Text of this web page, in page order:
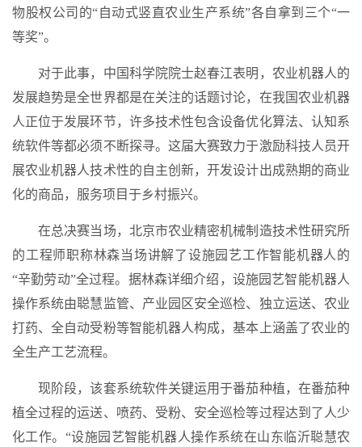
物股权公司的“自动式竖直农业生产系统”各自拿到三个“一
等奖”。
对于此事，中国科学院院士赵春江表明，农业机器人的
发展趋势是全世界都是在关注的话题讨论，在我国农业机器
人正位于发展环节，许多技术性包含设备优化算法、认知系
统软件等都必须不断探寻。这届大赛致力于激励科技人员开
展农业机器人技术性的自主创新，开发设计出成熟期的商业
化的商品，服务项目于乡村振兴。
在总决赛当场，北京市农业精密机械制造技术性研究所
的工程师职称林森当场讲解了设施园艺工作智能机器人的
“辛勤劳动”全过程。据林森详细介绍，设施园艺智能机器人
操作系统由聪慧监管、产业园区安全巡检、独立运送、农业
打药、全自动受粉等智能机器人构成，基本上涵盖了农业的
全生产工艺流程。
现阶段，该套系统软件关键运用于番茄种植，在番茄种
植全过程的运送、喷药、受粉、安全巡检等过程达到了人少
化工作。“设施园艺智能机器人操作系统在山东临沂聪慧农